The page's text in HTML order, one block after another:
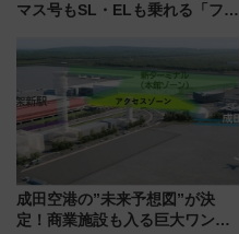
マス号もSL・ELも乗れる「フリ
受注販売
成田空港の”未来予想図”が決
定！商業施設も入る巨大ワンタ